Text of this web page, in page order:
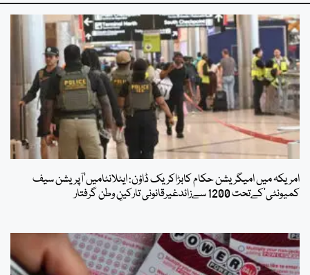
امریکہ میں امیگریشن حکام کابڑاکریک ڈاؤن: ایٹلانٹامیں’آپریشن سیف
کمیونٹی‘کےتحت 1200 سےزائدغیرقانونی تارکینِ وطن گرفتار